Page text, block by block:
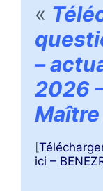
«
–
2026
[
ici –